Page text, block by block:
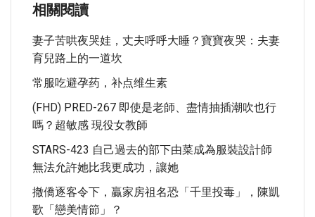
相關閱讀
妻子苦哄夜哭娃，丈夫呼呼大睡？寶寶夜哭：夫妻
育兒路上的一道坎
常服吃避孕药，补点维生素
(FHD) PRED-267 即使是老師、盡情抽插潮吹也行
嗎？超敏感 現役女教師
STARS-423 自己過去的部下由菜成為服裝設計師
無法允許她比我更成功，讓她
撤僑逐客令下，贏家房祖名恐「千里投毒」，陳凱
歌「戀美情節」？